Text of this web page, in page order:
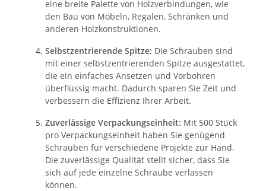
eine breite Palette von Holzverbindungen, wie
den Bau von Möbeln, Regalen, Schränken und
anderen Holzkonstruktionen.
Selbstzentrierende Spitze: Die Schrauben sind
mit einer selbstzentrierenden Spitze ausgestattet,
die ein einfaches Ansetzen und Vorbohren
überflüssig macht. Dadurch sparen Sie Zeit und
verbessern die Effizienz Ihrer Arbeit.
Zuverlässige Verpackungseinheit: Mit 500 Stück
pro Verpackungseinheit haben Sie genügend
Schrauben für verschiedene Projekte zur Hand.
Die zuverlässige Qualität stellt sicher, dass Sie
sich auf jede einzelne Schraube verlassen
können.